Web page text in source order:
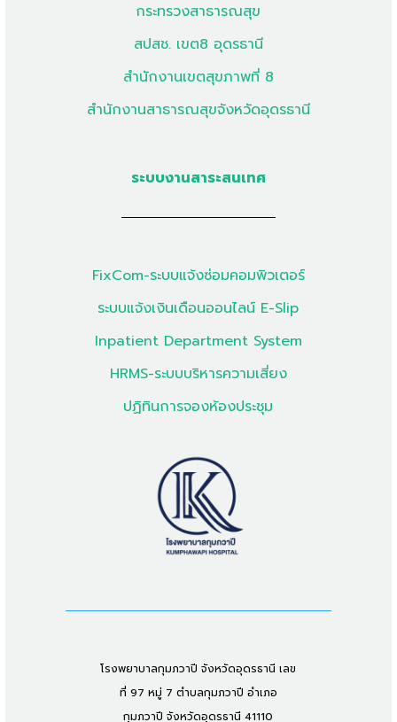
กระทรวงสาธารณสุข
สปสช. เขต8 อุดรธานี
สำนักงานเขตสุขภาพที่ 8
สำนักงานสาธารณสุขจังหวัดอุดรธานี
ระบบงานสาระสนเทศ
FixCom-ระบบแจ้งซ่อมคอมพิวเตอร์
ระบบแจ้งเงินเดือนออนไลน์ E-Slip
Inpatient Department System
HRMS-ระบบบริหารความเสี่ยง
ปฏิทินการจองห้องประชุม
โรงพยาบาลกุมภวาปี จังหวัดอุดรธานี เลข
ที่ 97 หมู่ 7 ตำบลกุมภวาปี อำเภอ
กุมภวาปี จังหวัดอุดรธานี 41110